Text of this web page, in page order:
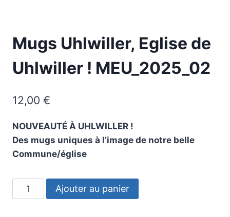
Mugs Uhlwiller, Eglise de
Uhlwiller ! MEU_2025_02
12,00 €
NOUVEAUTÉ À UHLWILLER !
Des mugs uniques à l’image de notre belle
Commune/église
quantité
de
Ajouter au panier